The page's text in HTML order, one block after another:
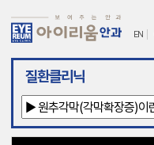
EN
질환클리닉